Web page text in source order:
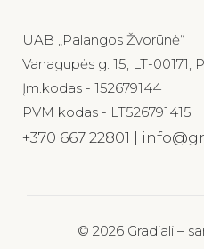
UAB „Palangos Žvorūnė“
Vanagupės g. 15, LT-00171,
Įm.kodas - 152679144
PVM kodas - LT526791415
+370 667 22801 |
© 2026 Gradiali –